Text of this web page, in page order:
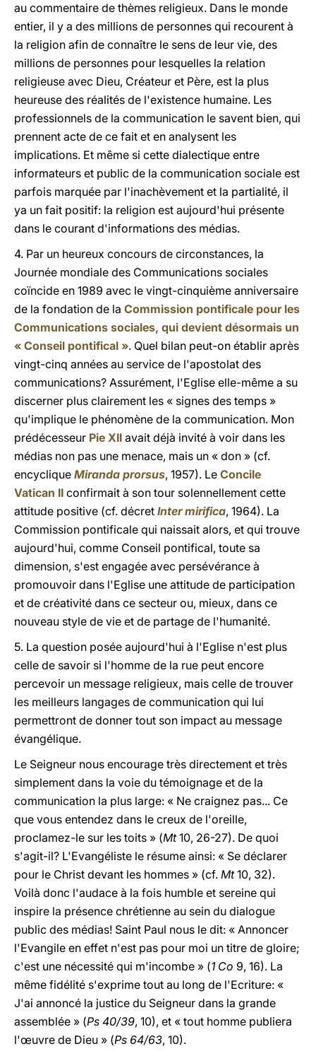
au commentaire de thèmes religieux. Dans le monde
entier, il y a des millions de personnes qui recourent à
la religion afin de connaître le sens de leur vie, des
millions de personnes pour lesquelles la relation
religieuse avec Dieu, Créateur et Père, est la plus
heureuse des réalités de l'existence humaine. Les
professionnels de la communication le savent bien, qui
prennent acte de ce fait et en analysent les
implications. Et même si cette dialectique entre
informateurs et public de la communication sociale est
parfois marquée par l'inachèvement et la partialité, il
ya un fait positif: la religion est aujourd'hui présente
dans le courant d'informations des médias.
4. Par un heureux concours de circonstances, la
Journée mondiale des Communications sociales
coïncide en 1989 avec le vingt-cinquième anniversaire
de la fondation de la Commission pontificale pour les
Communications sociales, qui devient désormais un
« Conseil pontifical ». Quel bilan peut-on établir après
vingt-cinq années au service de l'apostolat des
communications? Assurément, l'Eglise elle-même a su
discerner plus clairement les « signes des temps »
qu'implique le phénomène de la communication. Mon
prédécesseur Pie XII avait déjà invité à voir dans les
médias non pas une menace, mais un « don » (cf.
encyclique Miranda prorsus, 1957). Le Concile
Vatican II confirmait à son tour solennellement cette
attitude positive (cf. décret Inter mirifica, 1964). La
Commission pontificale qui naissait alors, et qui trouve
aujourd'hui, comme Conseil pontifical, toute sa
dimension, s'est engagée avec persévérance à
promouvoir dans l'Eglise une attitude de participation
et de créativité dans ce secteur ou, mieux, dans ce
nouveau style de vie et de partage de l'humanité.
5. La question posée aujourd'hui à l'Eglise n'est plus
celle de savoir si l'homme de la rue peut encore
percevoir un message religieux, mais celle de trouver
les meilleurs langages de communication qui lui
permettront de donner tout son impact au message
évangélique.
Le Seigneur nous encourage très directement et très
simplement dans la voie du témoignage et de la
communication la plus large: « Ne craignez pas... Ce
que vous entendez dans le creux de l'oreille,
proclamez-le sur les toits » (Mt10, 26-27). De quoi
s'agit-il? L'Evangéliste le résume ainsi: « Se déclarer
pour le Christ devant les hommes » (cf. Mt10, 32).
Voilà donc l'audace à la fois humble et sereine qui
inspire la présence chrétienne au sein du dialogue
public des médias! Saint Paul nous le dit: « Annoncer
l'Evangile en effet n'est pas pour moi un titre de gloire;
c'est une nécessité qui m'incombe » (1 Co 9, 16). La
même fidélité s'exprime tout au long de l'Ecriture: «
J'ai annoncé la justice du Seigneur dans la grande
assemblée » (Ps 40/39, 10), et « tout homme publiera
l'œuvre de Dieu » (Ps 64/63, 10).